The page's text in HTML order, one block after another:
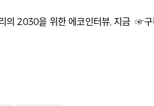
의 2030을 위한 에코인터뷰, 지금 ☞